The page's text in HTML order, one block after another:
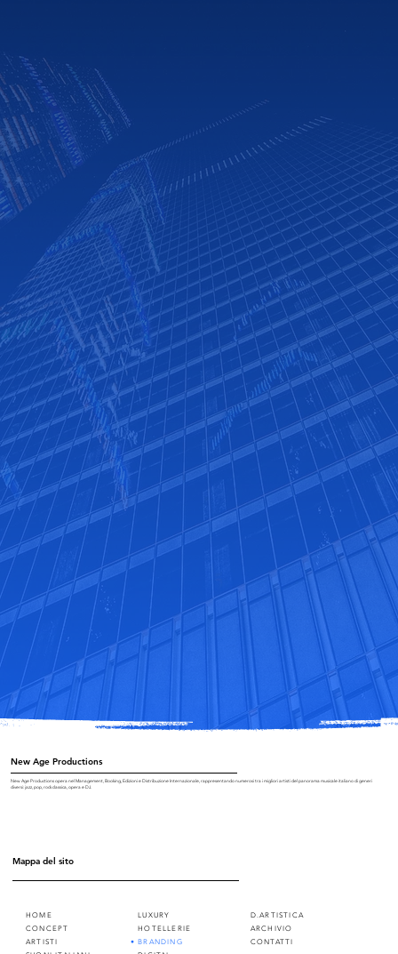
New Age Productions
New Age Productions opera nel Management, Booking, Edizioni e Distribuzione Internazionale, rappresentando numerosi tra i migliori artisti del panorama musicale italiano di generi
diversi: jazz, pop, rock classica, opera e DJ.
Mappa del sito
HOME
CONCEPT
ARTISTI
LUXURY
HOTELLERIE
BRANDING
D.ARTISTICA
ARCHIVIO
CONTATTI